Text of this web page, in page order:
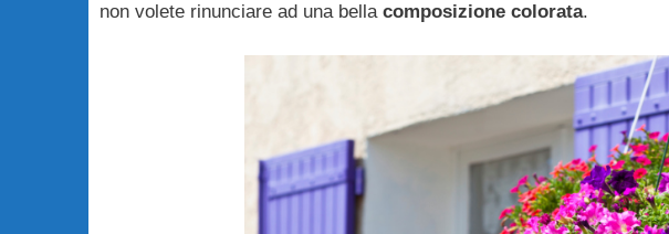
non volete rinunciare ad una bella composizione colorata.